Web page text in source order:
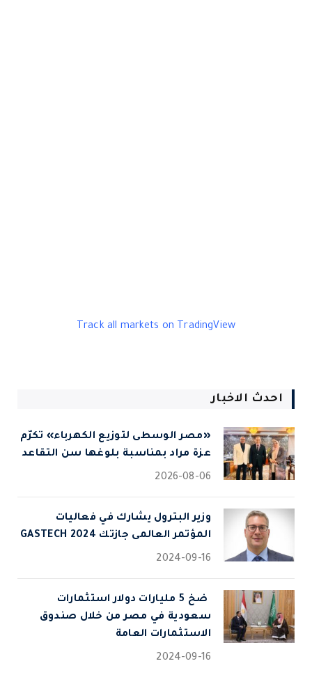
Track all markets on TradingView
احدث الاخبار
«مصر الوسطى لتوزيع الكهرباء» تكرّم
عزة مراد بمناسبة بلوغها سن التقاعد
2026-08-06
وزير البترول يشارك في فعاليات
المؤتمر العالمى جازتك 2024 GASTECH
2024-09-16
⁠ ضخ 5 مليارات دولار استثمارات
سعودية في مصر من خلال صندوق
الاستثمارات العامة
2024-09-16